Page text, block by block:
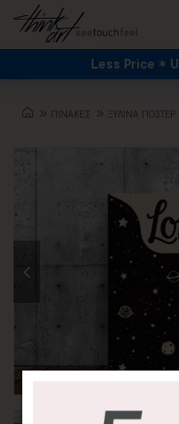
Less Price
ΠΙΝΑΚΕΣ ΞΥΛΙΝΑ ΠΟΣΤΕΡ